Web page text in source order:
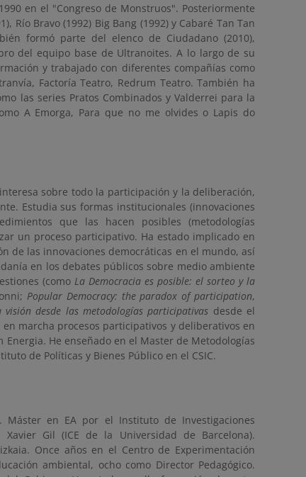
en el "Congreso de Monstruos". Posteriormente
Río Bravo (1992) Big Bang (1992) y Cabaré Tan Tan
formó parte del elenco de Ciudadano (2010),
del equipo base de Ultranoites. A lo largo de su
y trabajado con diferentes compañías como
Factoría Teatro, Redrum Teatro. También ha
las series Pratos Combinados y Valderrei para la
A Emorga, Para que no me olvides o Lapis do
sobre todo la participación y la deliberación,
Estudia sus formas institucionales (innovaciones
que las hacen posibles (metodologías
un proceso participativo. Ha estado implicado en
de las innovaciones democráticas en el mundo, así
en los debates públicos sobre medio ambiente
(como La Democracia es posible: el sorteo y la
Popular Democracy: the paradox of participation,
desde las metodologías participativas desde el
marcha procesos participativos y deliberativos en
He enseñado en el Master de Metodologías
de Políticas y Bienes Público en el CSIC.
Máster en EA por el Instituto de Investigaciones
Gil (ICE de la Universidad de Barcelona).
Once años en el Centro de Experimentación
ambiental, ocho como Director Pedagógico.